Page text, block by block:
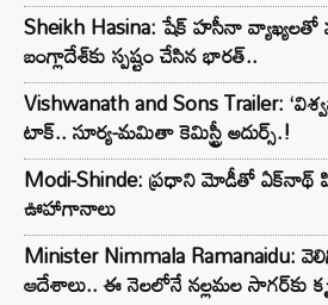
Sheikh Hasina: షేక్ హసీనా వ్యాఖ్యలతో
బంగ్లాదేశ్‌కు స్పష్టం చేసిన భారత్..
Vishwanath and Sons Trailer:
టాక్.. సూర్య-మమితా కెమిస్ట్రీ అదుర్స్.!
Modi-Shinde: ప్రధాని మోడీతో ఏక్‌నాథ్
ఊహాగానాలు
Minister Nimmala Ramanaidu:
ఆదేశాలు.. ఈ నెలలోనే నల్లమల సాగర్‌కు